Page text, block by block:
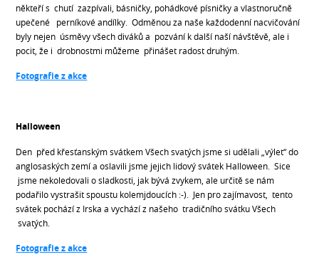
někteří s chutí zazpívali, básničky, pohádkové písničky a vlastnoručně
upečené perníkové andílky. Odměnou za naše každodenní nacvičování
byly nejen úsměvy všech diváků a pozvání k další naší návštěvě, ale i
pocit, že i drobnostmi můžeme přinášet radost druhým.
Fotografie z akce
Halloween
Den před křesťanským svátkem Všech svatých jsme si udělali „výlet“ do
anglosaských zemí a oslavili jsme jejich lidový svátek Halloween. Sice
jsme nekoledovali o sladkosti, jak bývá zvykem, ale určitě se nám
podařilo vystrašit spoustu kolemjdoucích :-). Jen pro zajímavost, tento
svátek pochází z Irska a vychází z našeho tradičního svátku Všech
svatých.
Fotografie z akce